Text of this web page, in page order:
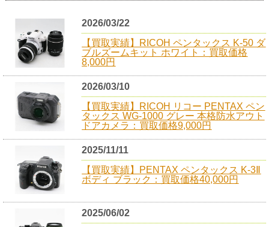
2026/03/22
【買取実績】RICOH ペンタックス K-50 ダ
ブルズームキット ホワイト：買取価格
8,000円
2026/03/10
【買取実績】RICOH リコー PENTAX ペン
タックス WG-1000 グレー 本格防水アウト
ドアカメラ：買取価格9,000円
2025/11/11
【買取実績】PENTAX ペンタックス K-3Ⅱ
ボディ ブラック：買取価格40,000円
2025/06/02